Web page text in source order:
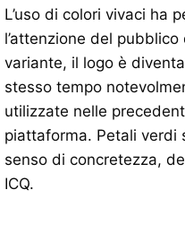
L’uso di colori vivaci ha
l’attenzione del
variante, il logo è
stesso tempo
utilizzate nelle
piattaforma. Petali verdi
senso di concretezza,
ICQ.